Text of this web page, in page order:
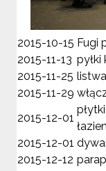
2015-10-15 Fugi
2015-11-13 pyłki
2015-11-25
2015-11-29
2015-12-01
2015-12-01
2015-12-12